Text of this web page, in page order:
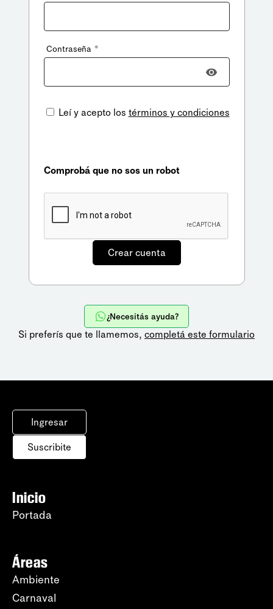
Contraseña *
Leí y acepto los términos y condiciones
Comprobá que no sos un robot
¿Necesitás ayuda?
Si preferís que te llamemos, completá este formulario
Ingresar
Suscribite
Inicio
Portada
Áreas
Ambiente
Carnaval